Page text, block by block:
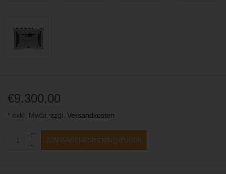
€9.300,00
* exkl. MwSt. zzgl. Versandkosten
+
-
ZUM WARENKORB HINZUFÜGEN